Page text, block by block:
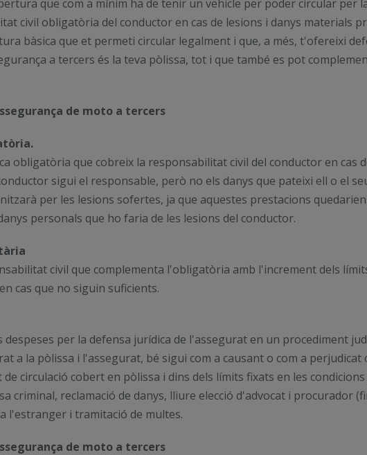
que com a mínim ha de tenir un vehicle per poder circular per
civil obligatòria del conductor en cas de lesions i danys materials
bàsica que et permeti circular legalment i que, a més, t'ofereixi
a tercers és la teva pòlissa, tot i que també es pot
de moto a tercers
obligatòria que cobreix la responsabilitat civil del conductor en cas
sigui el responsable, però no els danys que pateixi ell o el
per les lesions sofertes, ja que aquestes prestacions
personals que ho faria de les lesions del conductor.
civil que complementa l'obligatòria amb l'increment dels
cas que no siguin suficients.
despeses per la defensa jurídica de l'assegurat en un procediment
a la pòlissa i l'assegurat, bé sigui com a causant o com a
de circulació cobert en pòlissa i dins dels límits fixats en les
criminal, reclamació de danys, lliure elecció d'advocat i procurador
l'estranger i tramitació de multes.
de moto a tercers